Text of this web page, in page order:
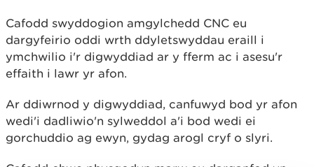
Cafodd swyddogion amgylchedd CNC eu
dargyfeirio oddi wrth ddyletswyddau eraill i
ymchwilio i'r digwyddiad ar y fferm ac i asesu'r
effaith i lawr yr afon.
Ar ddiwrnod y digwyddiad, canfuwyd bod yr afon
wedi'i dadliwio'n sylweddol a'i bod wedi ei
gorchuddio ag ewyn, gydag arogl cryf o slyri.